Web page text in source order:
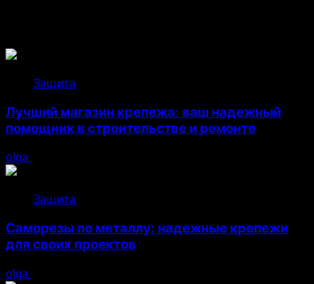
Защита
Лучший магазин крепежа: ваш надежный
помощник в строительстве и ремонте
olga
Защита
Саморезы по металлу: надежные крепежи
для своих проектов
olga